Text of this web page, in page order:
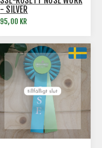
- SILVER
95,00 KR